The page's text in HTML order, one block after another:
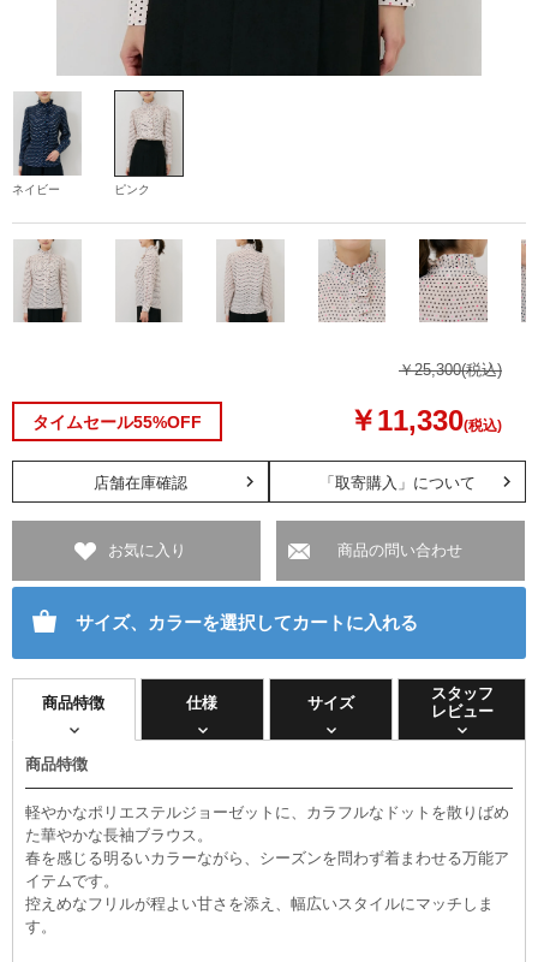
ネイビー ピンク
￥25,300(税込)
タイムセール55%OFF ￥11,330(税込)
「取寄購入」について
店舗在庫確認
お気に入り 商品の問い合わせ
サイズ、カラーを選択してカートに入れる
商品特徴 仕様 サイズ
スタッフ
レビュー
商品特徴
軽やかなポリエステルジョーゼットに、カラフルなドットを散りばめ
た華やかな長袖ブラウス。
春を感じる明るいカラーながら、シーズンを問わず着まわせる万能ア
イテムです。
控えめなフリルが程よい甘さを添え、幅広いスタイルにマッチしま
す。